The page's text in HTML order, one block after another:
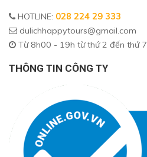
HOTLINE: 028 224 29 333
dulichhappytours@gmail.com
Từ 8h00 - 19h từ thứ 2 đến thứ 7
THÔNG TIN CÔNG TY